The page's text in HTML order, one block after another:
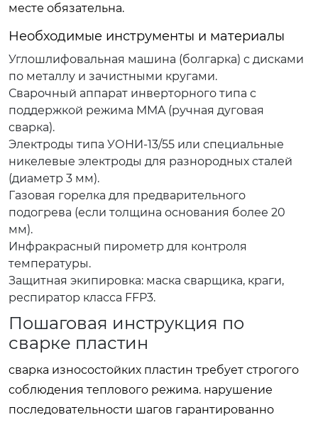
месте обязательна.
Необходимые инструменты и материалы
Углошлифовальная машина (болгарка) с дисками
по металлу и зачистными кругами.
Сварочный аппарат инверторного типа с
поддержкой режима MMA (ручная дуговая
сварка).
Электроды типа УОНИ-13/55 или специальные
никелевые электроды для разнородных сталей
(диаметр 3 мм).
Газовая горелка для предварительного
подогрева (если толщина основания более 20
мм).
Инфракрасный пирометр для контроля
температуры.
Защитная экипировка: маска сварщика, краги,
респиратор класса FFP3.
Пошаговая инструкция по
сварке пластин
сварка износостойких пластин требует строгого
соблюдения теплового режима. нарушение
последовательности шагов гарантированно